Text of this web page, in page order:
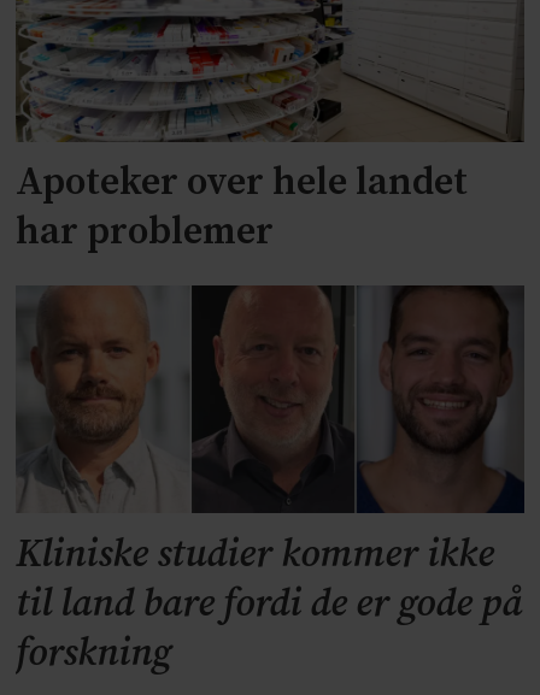
Apoteker over hele landet
har problemer
Kliniske studier kommer ikke
til land bare fordi de er gode på
forskning